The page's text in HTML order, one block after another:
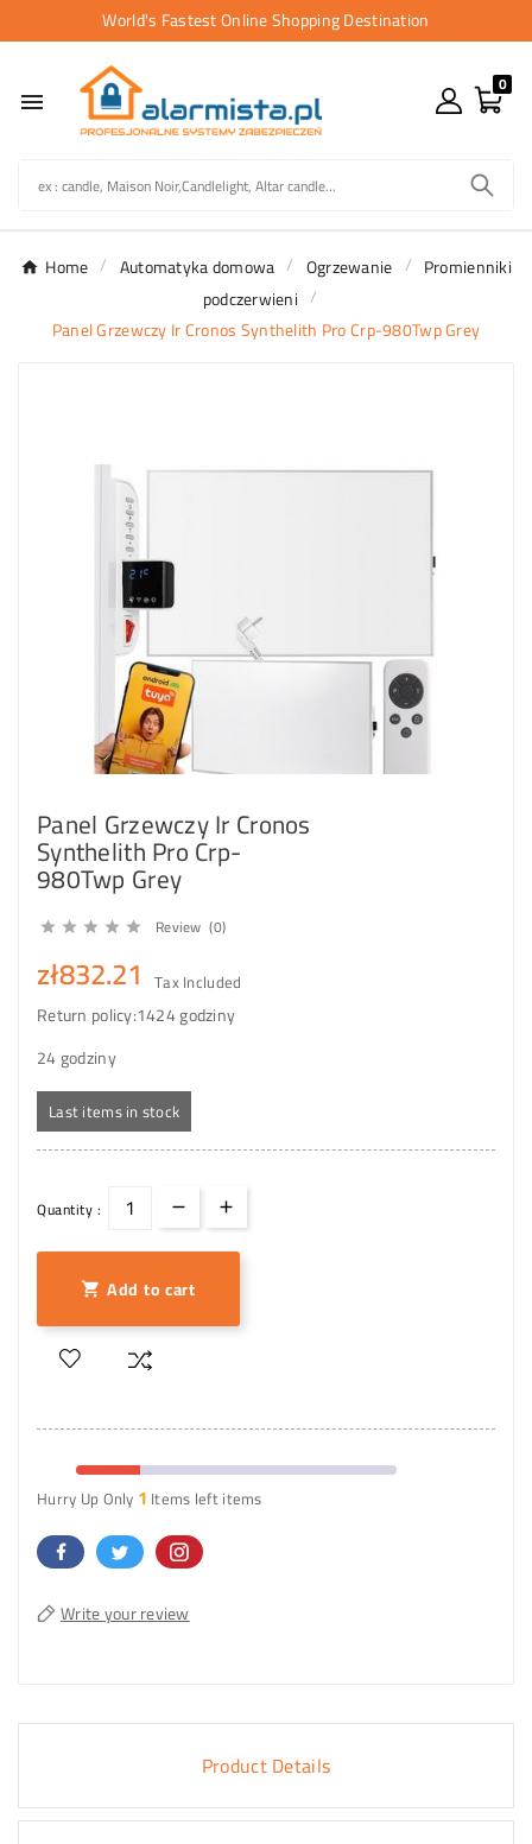
World's Fastest Online Shopping Destination

0
Home Automatyka domowa Ogrzewanie
Promienniki
podczerwieni
Panel Grzewczy Ir Cronos Synthelith Pro Crp-980Twp Grey
Panel Grzewczy Ir Cronos
Synthelith Pro Crp-
980Twp Grey
     Review (0)
zł832.21 Tax Included
Return policy:1424 godziny
24 godziny
Last items in stock
Quantity :
 Add to cart
Hurry Up Only 1 Items left items
Write your review
Product Details